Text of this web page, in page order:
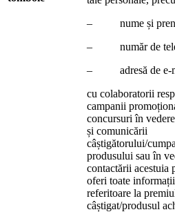
– nume și
– număr de
– adresă de e-
cu colaboratorii
campanii
concursuri în
și comunicării
câștigătorului/
produsului sau în
contactării acestuia
oferi toate
referitoare la
câștigat/produsul